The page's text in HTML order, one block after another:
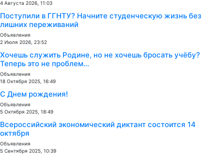
4 Августа 2026, 11:03
Поступили в ГГНТУ? Начните студенческую жизнь без
лишних переживаний
Объявления
2 Июля 2026, 23:52
Хочешь служить Родине, но не хочешь бросать учёбу?
Теперь это не проблем...
Объявления
18 Октября 2025, 16:49
С Днем рождения!
Объявления
5 Октября 2025, 18:49
Всероссийский экономический диктант состоится 14
октября
Объявления
5 Сентября 2025, 10:39